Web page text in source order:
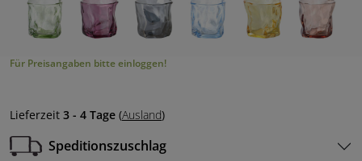
Für Preisangaben bitte einloggen!
Lieferzeit 3 - 4 Tage (Ausland)
Speditionszuschlag